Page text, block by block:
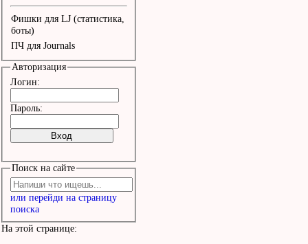
Фишки для LJ (статистика,
боты)
ПЧ для Journals
Авторизация
Логин:
Пароль:
Поиск на сайте
или перейди на страницу
поиска
На этой странице: